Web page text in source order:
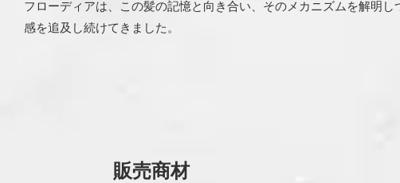
フローディアは、この髪の記憶と向き合い、そのメカニズムを解明
感を追及し続けてきました。
販売商材